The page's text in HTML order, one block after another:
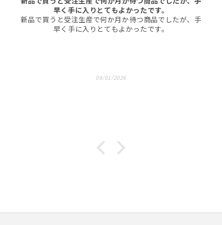
早く手に入りとてもよかったです。
新品で買うと受注生産で何か月か待つ商品でしたが、手
早く手に入りとてもよかったです。
08/01/2026